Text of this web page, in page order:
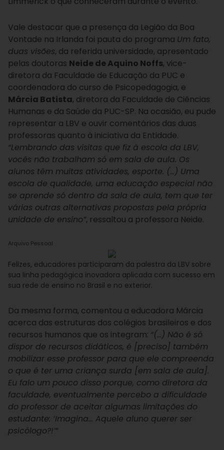
Vale destacar que a presença da Legião da Boa
Vontade na Irlanda foi pauta do programa Um fato,
duas visões, da referida universidade, apresentado
pelas doutoras Neide de Aquino Noffs, vice-
diretora da Faculdade de Educação da PUC e
coordenadora do curso de Psicopedagogia, e
Márcia Batista, diretora da Faculdade de Ciências
Humanas e da Saúde da PUC-SP. Na ocasião, eu pude
representar a LBV e ouvir comentários das duas
professoras quanto à iniciativa da Entidade.
“Lembrando das visitas que fiz à escola da LBV,
vocês não trabalham só em sala de aula. Os
alunos têm muitas atividades, esporte. (…) Uma
escola de qualidade, uma educação especial não
se aprende só dentro da sala de aula, tem que ter
várias outras alternativas propostas pela própria
unidade de ensino”, ressaltou a professora Neide.
Arquivo Pessoal
Felizes, educadores participaram da palestra da LBV sobre
sua linha pedagógica inovadora aplicada com sucesso em
sua rede de ensino no Brasil e no exterior.
Da mesma forma, comentou a educadora Márcia
acerca das estruturas dos colégios brasileiros e dos
recursos humanos que os integram: “(…) Não é só
dispor de recursos didáticos, é [preciso] também
mobilizar esse professor para que ele compreenda
o que é ter uma criança surda [em sala de aula].
Eu falo um pouco disso porque, como diretora da
faculdade, eventualmente percebo a dificuldade
do professor de aceitar algumas limitações do
estudante: ‘Imagina… Aquele aluno querer ser
psicólogo?!’”